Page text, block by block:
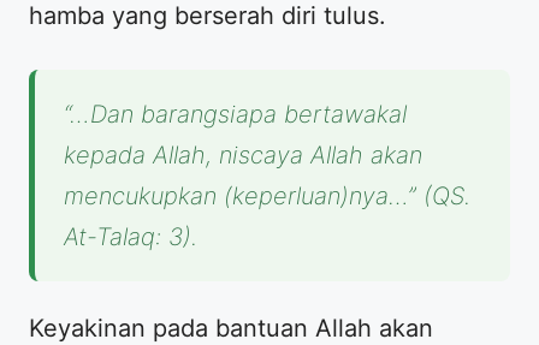
hamba yang berserah diri tulus.
“…Dan barangsiapa bertawakal
kepada Allah, niscaya Allah akan
mencukupkan (keperluan)nya…” (QS.
At-Talaq: 3).
Keyakinan pada bantuan Allah akan